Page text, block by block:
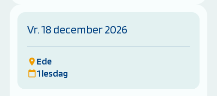
Vr. 18 december 2026
Ede
1 lesdag